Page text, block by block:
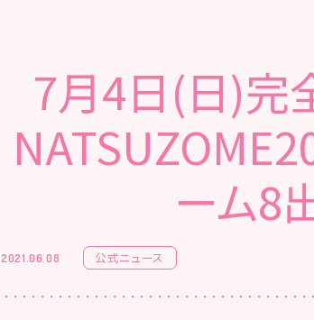
7月4日(日)完
ーム8
2021.06.08 公式ニュース